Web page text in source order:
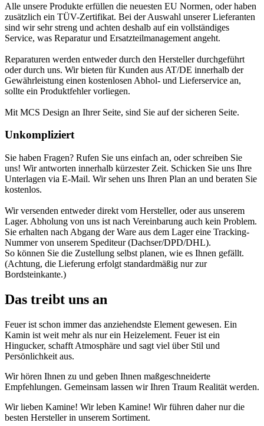
Alle unsere Produkte erfüllen die neuesten EU Normen, oder haben
zusätzlich ein TÜV-Zertifikat. Bei der Auswahl unserer Lieferanten
sind wir sehr streng und achten deshalb auf ein vollständiges
Service, was Reparatur und Ersatzteilmanagement angeht.
Reparaturen werden entweder durch den Hersteller durchgeführt
oder durch uns. Wir bieten für Kunden aus AT/DE innerhalb der
Gewährleistung einen kostenlosen Abhol- und Lieferservice an,
sollte ein Produktfehler vorliegen.
Mit MCS Design an Ihrer Seite, sind Sie auf der sicheren Seite.
Unkompliziert
Sie haben Fragen? Rufen Sie uns einfach an, oder schreiben Sie
uns! Wir antworten innerhalb kürzester Zeit. Schicken Sie uns Ihre
Unterlagen via E-Mail. Wir sehen uns Ihren Plan an und beraten Sie
kostenlos.
Wir versenden entweder direkt vom Hersteller, oder aus unserem
Lager. Abholung von uns ist nach Vereinbarung auch kein Problem.
Sie erhalten nach Abgang der Ware aus dem Lager eine Tracking-
Nummer von unserem Spediteur (Dachser/DPD/DHL).
So können Sie die Zustellung selbst planen, wie es Ihnen gefällt.
(Achtung, die Lieferung erfolgt standardmäßig nur zur
Bordsteinkante.)
Das treibt uns an
Feuer ist schon immer das anziehendste Element gewesen. Ein
Kamin ist weit mehr als nur ein Heizelement. Feuer ist ein
Hingucker, schafft Atmosphäre und sagt viel über Stil und
Persönlichkeit aus.
Wir hören Ihnen zu und geben Ihnen maßgeschneiderte
Empfehlungen. Gemeinsam lassen wir Ihren Traum Realität werden.
Wir lieben Kamine! Wir leben Kamine! Wir führen daher nur die
besten Hersteller in unserem Sortiment.